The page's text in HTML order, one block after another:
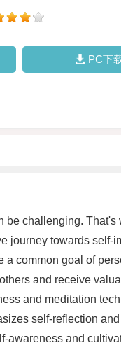
PC下
challenging.
towards self-
common goal of
and receive
and meditation
self-reflection
and